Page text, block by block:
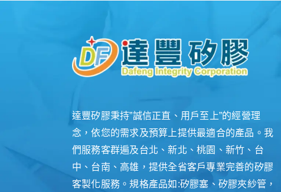
達豐矽膠秉持”誠信正直、用戶至上”的經營理
念，依您的需求及預算上提供最適合的產品。我
們服務客群遍及台北、新北、桃園、新竹、台
中、台南、高雄，提供全省客戶專業完善的矽膠
客製化服務。規格產品如:矽膠塞、矽膠夾紗管，